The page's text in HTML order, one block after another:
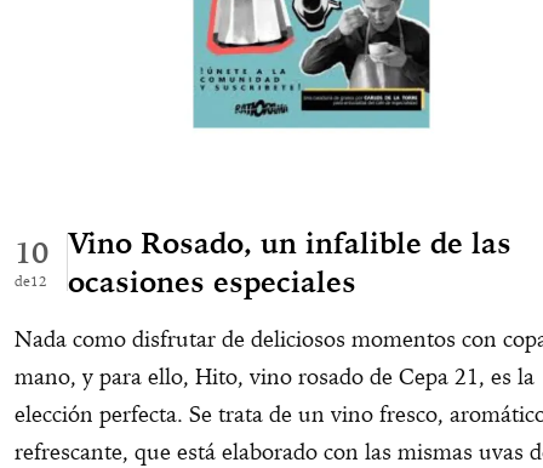
10
12
Vino Rosado, un infalible de las
ocasiones especiales
Nada como disfrutar de deliciosos momentos con
mano, y para ello, Hito, vino rosado de Cepa 21, es la
elección perfecta. Se trata de un vino fresco,
refrescante, que está elaborado con las mismas uvas